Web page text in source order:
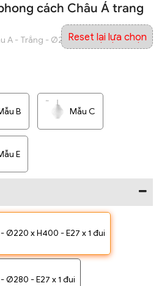
cách Châu Á trang
A - Trắng - Ø220 x H400 - E27 x 1 đui
B Mẫu C
E
Ø220 x H400 - E27 x 1 đui
Ø280 - E27 x 1 đui
Reset lại lựa chọn